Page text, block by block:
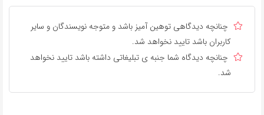
چنانچه دیدگاهی توهین آمیز باشد و متوجه نویسندگان و سایر
کاربران باشد تایید نخواهد شد.
چنانچه دیدگاه شما جنبه ی تبلیغاتی داشته باشد تایید نخواهد
شد.